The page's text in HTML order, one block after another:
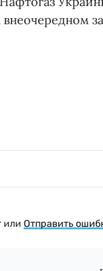
или Отправить